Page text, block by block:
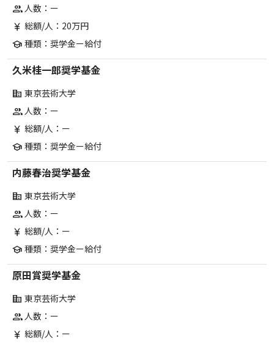
group人数：ー
currency_yen 総額/人：20万円
school 種類：奨学金ー給付
久米桂一郎奨学基金
corporate_fare 東京芸術大学
group人数：ー
currency_yen 総額/人：ー
school 種類：奨学金ー給付
内藤春治奨学基金
corporate_fare 東京芸術大学
group人数：ー
currency_yen 総額/人：ー
school 種類：奨学金ー給付
原田賞奨学基金
corporate_fare 東京芸術大学
group人数：ー
currency_yen 総額/人：ー